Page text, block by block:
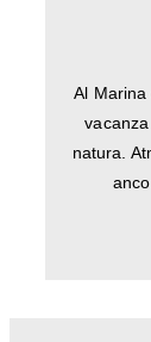
Al Marina
natura.